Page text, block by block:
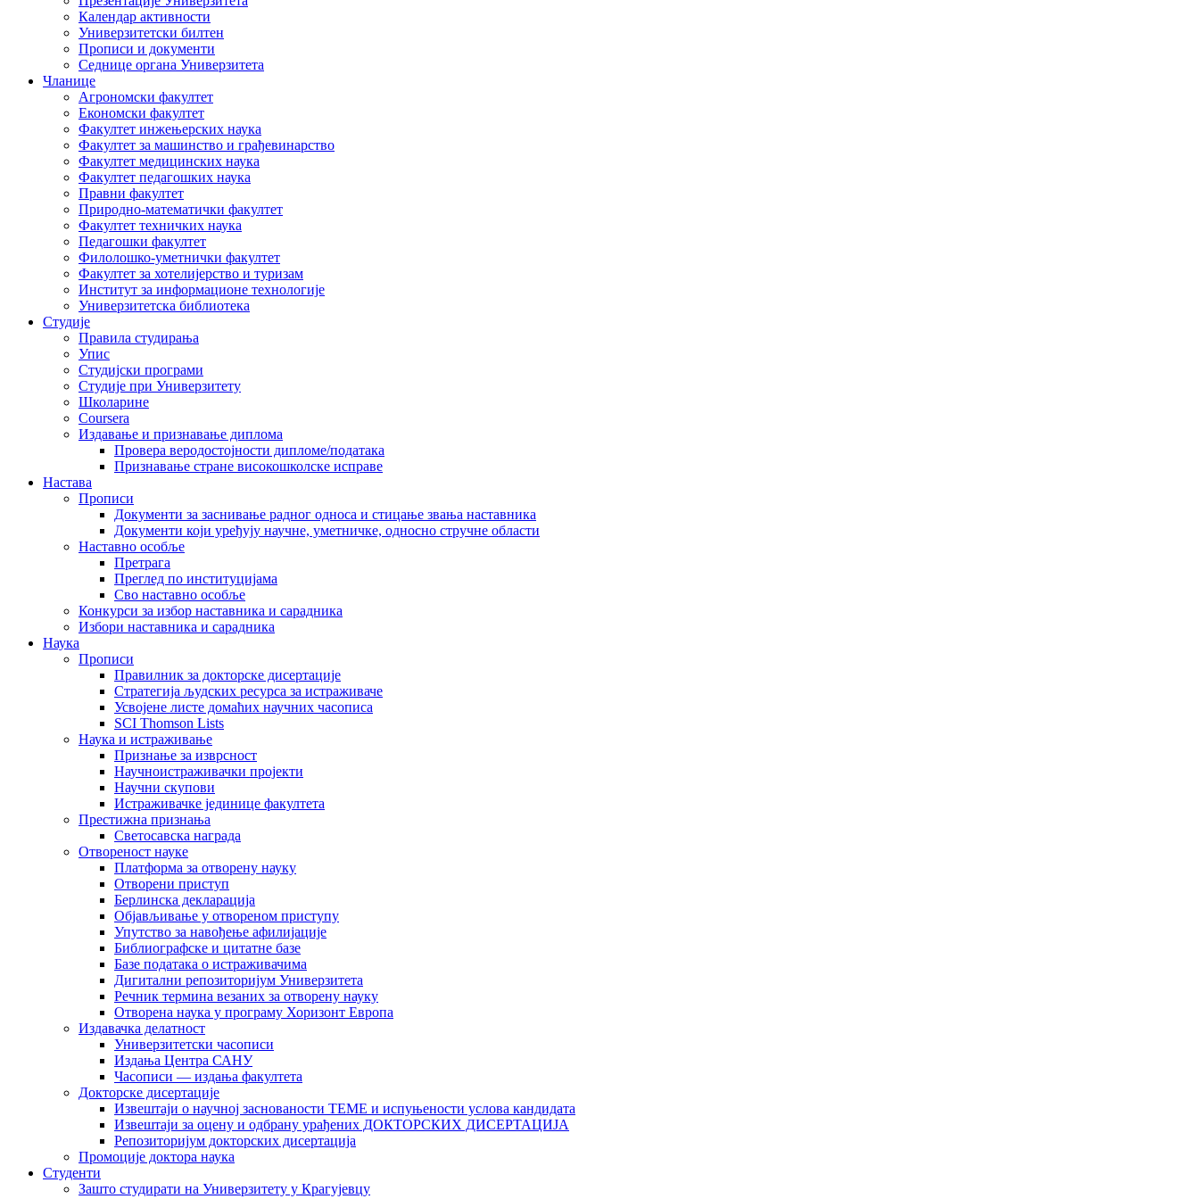
Календар активности
Универзитетски билтен
Прописи и документи
Седнице органа Универзитета
Чланице
Агрономски факултет
Економски факултет
Факултет инжењерских наука
Факултет за машинство и грађевинарство
Факултет медицинских наука
Факултет педагошких наука
Правни факултет
Природно-математички факултет
Факултет техничких наука
Педагошки факултет
Филолошко-уметнички факултет
Факултет за хотелијерство и туризам
Институт за информационе технологије
Универзитетска библиотека
Студије
Правила студирања
Упис
Студијски програми
Студије при Универзитету
Школарине
Coursera
Издавање и признавање диплома
Провера веродостојности дипломе/података
Признавање стране високошколске исправе
Настава
Прописи
Документи за заснивање радног односа и стицање звања наставника
Документи који уређују научне, уметничке, односно стручне области
Наставно особље
Претрага
Преглед по институцијама
Сво наставно особље
Конкурси за избор наставника и сарадника
Избори наставника и сарадника
Наука
Прописи
Правилник за докторске дисертације
Стратегија људских ресурса за истраживаче
Усвојене листе домаћих научних часописа
SCI Thomson Lists
Наука и истраживање
Признање за изврсност
Научноистраживачки пројекти
Научни скупови
Истраживачке јединице факултета
Престижна признања
Светосавска награда
Отвореност науке
Платформа за отворену науку
Отворени приступ
Берлинска декларација
Објављивање у отвореном приступу
Упутство за навођење афилијације
Библиографске и цитатне базе
Базе података о истраживачима
Дигитални репозиторијум Универзитета
Рeчник термина везаних за отворену науку
Отворена наука у програму Хоризонт Европа
Издавачка делатност
Универзитетски часописи
Издања Центра САНУ
Часописи — издања факултета
Докторске дисертације
Извештаји о научној заснованости ТЕМЕ и испуњености услова кандидата
Извештаји за оцену и одбрану урађених ДОКТОРСКИХ ДИСЕРТАЦИЈА
Репозиторијум докторских дисертација
Промоције доктора наука
Студенти
Зашто студирати на Универзитету у Крагујевцу